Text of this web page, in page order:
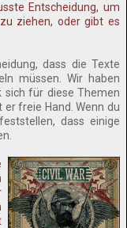
Entscheidung, um
ziehen, oder gibt es
dass die Texte
müssen. Wir haben
sich für diese Themen
freie Hand. Wenn du
dass einige